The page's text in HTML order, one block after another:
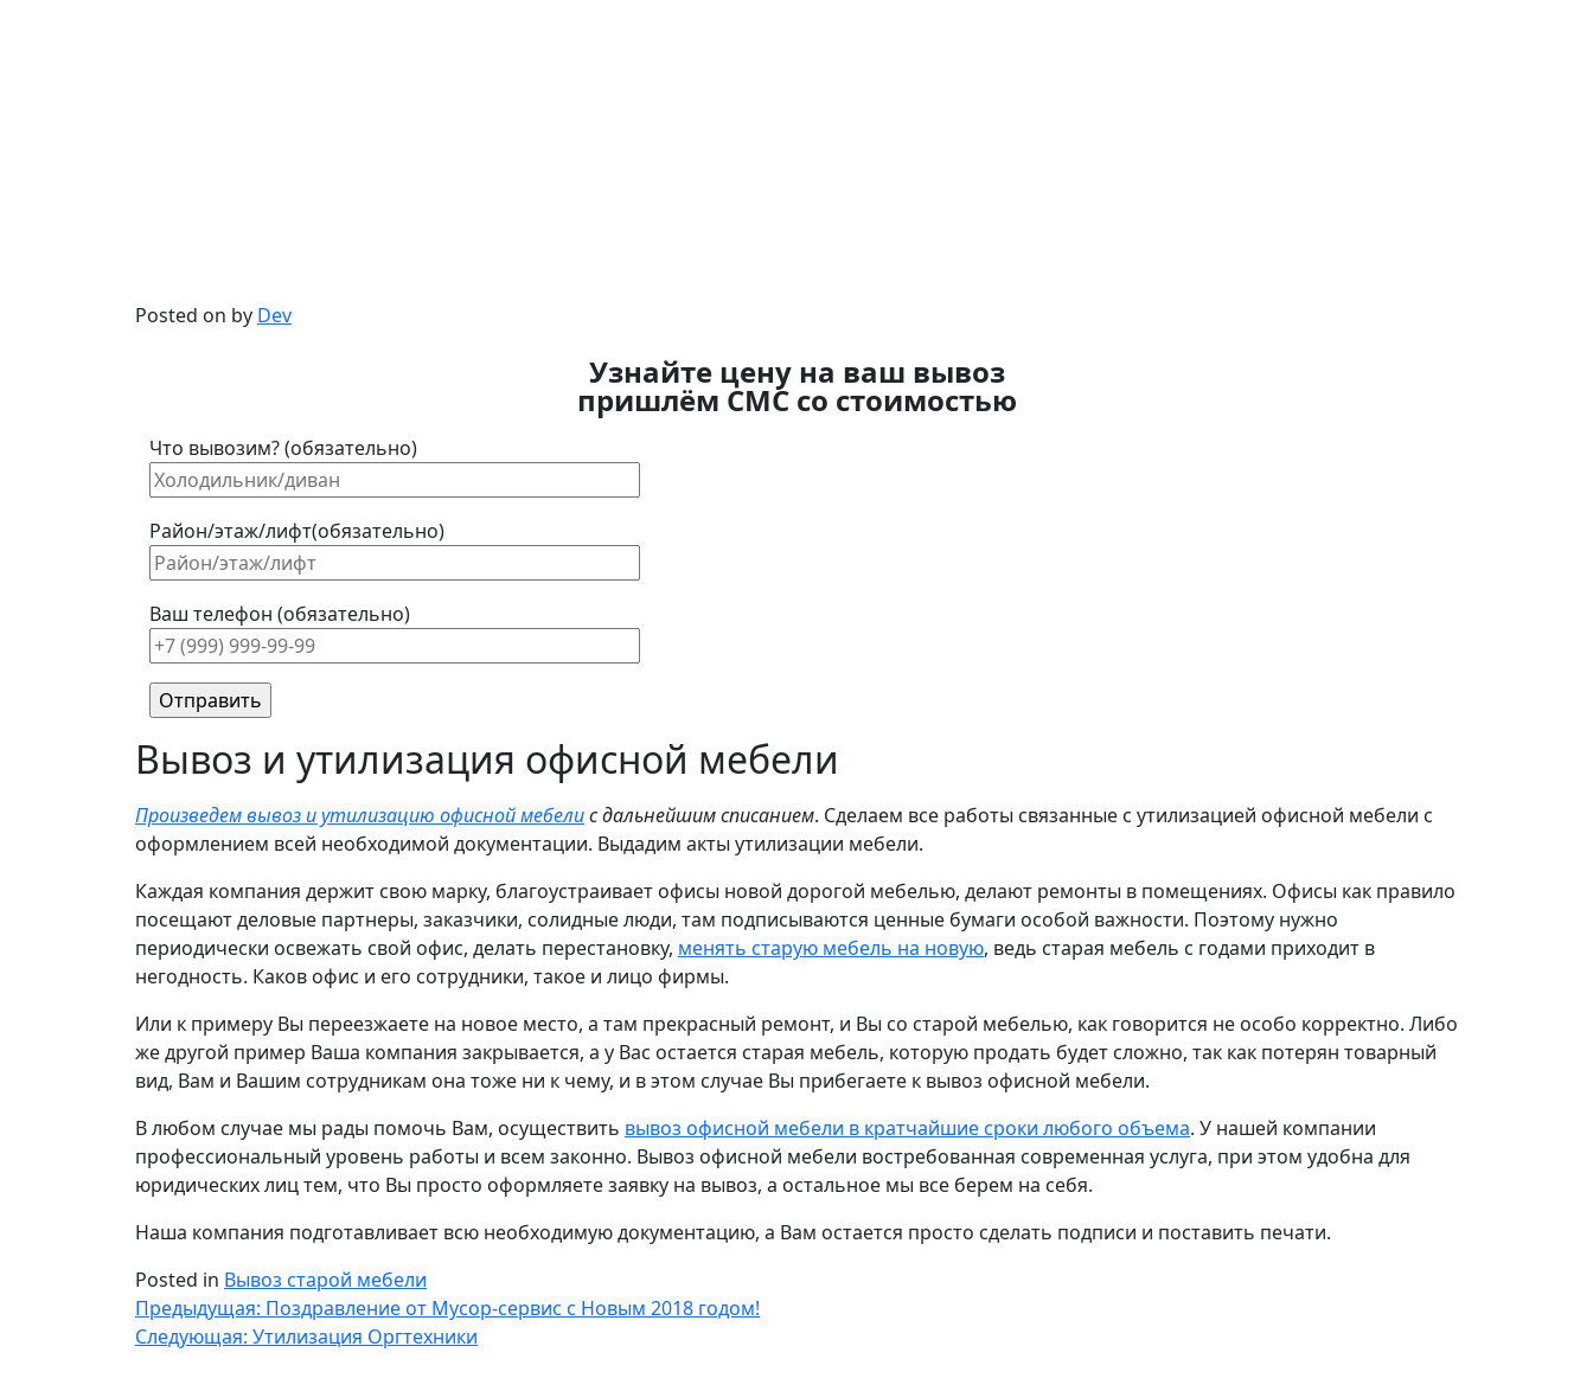
Posted on by Dev
Узнайте цену на ваш вывоз
пришлём СМС со стоимостью
Что вывозим? (обязательно)
Район/этаж/лифт(обязательно)
Ваш телефон (обязательно)
Вывоз и утилизация офисной мебели
Произведем вывоз и утилизацию офисной мебелис дальнейшим списанием. Сделаем все работы связанные с утилизацией офисной мебели с
оформлением всей необходимой документации. Выдадим акты утилизации мебели.
Каждая компания держит свою марку, благоустраивает офисы новой дорогой мебелью, делают ремонты в помещениях. Офисы как правило
посещают деловые партнеры, заказчики, солидные люди, там подписываются ценные бумаги особой важности. Поэтому нужно
периодически освежать свой офис, делать перестановку, менять старую мебель на новую, ведь старая мебель с годами приходит в
негодность. Каков офис и его сотрудники, такое и лицо фирмы.
Или к примеру Вы переезжаете на новое место, а там прекрасный ремонт, и Вы со старой мебелью, как говорится не особо корректно. Либо
же другой пример Ваша компания закрывается, а у Вас остается старая мебель, которую продать будет сложно, так как потерян товарный
вид, Вам и Вашим сотрудникам она тоже ни к чему, и в этом случае Вы прибегаете к вывоз офисной мебели.
В любом случае мы рады помочь Вам, осуществить вывоз офисной мебели в кратчайшие сроки любого объема. У нашей компании
профессиональный уровень работы и всем законно. Вывоз офисной мебели востребованная современная услуга, при этом удобна для
юридических лиц тем, что Вы просто оформляете заявку на вывоз, а остальное мы все берем на себя.
Наша компания подготавливает всю необходимую документацию, а Вам остается просто сделать подписи и поставить печати.
Posted in Вывоз старой мебели
Навигация
по
Предыдущая: Поздравление от Мусор-сервис с Новым 2018 годом!
Следующая: Утилизация Оргтехники